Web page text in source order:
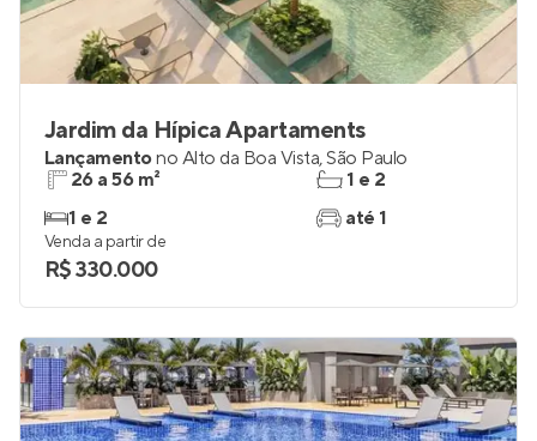
Jardim da Hípica Apartaments
Lançamentono Alto da Boa Vista,São Paulo
26 a 56 m²
1 e 2
1 e 2
até 1
Venda a partir de
R$ 330.000